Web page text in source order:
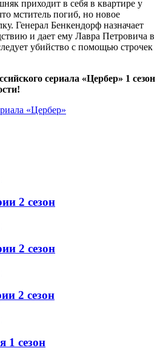
приходит в себя в квартире у
мститель погиб, но новое
Генерал Бенкендорф назначает
и дает ему Лавра Петровича в
убийство с помощью строчек
сериала «Цербер» 1 сезон
«Цербер»
2 сезон
2 сезон
2 сезон
1 сезон